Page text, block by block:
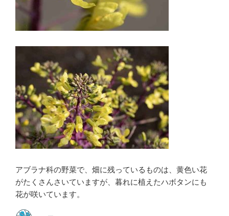
アブラナ科の野菜で、畑に残っているものは、黄色い花
がたくさんさいていますが、暮れに植えたハボタンにも
花が咲いています。